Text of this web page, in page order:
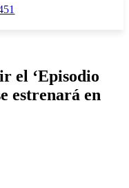
el ‘Episodio
estrenará en